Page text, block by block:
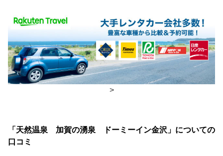
食事場所
朝食 レストラン
チェックイン・チェックアウト時間
ト
>
「天然温泉 加賀の湧泉 ドーミーイン金沢」についての
口コミ